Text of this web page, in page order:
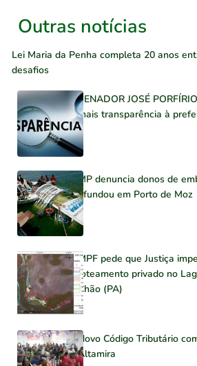
Outras notícias
Lei Maria da Penha completa 20 anos
desafios
SENADOR JOSÉ
mais transparência à
MP denuncia donos de
afundou em Porto de Moz
MPF pede que Justiça
loteamento privado no
Chão (PA)
Novo Código Tributário
Altamira